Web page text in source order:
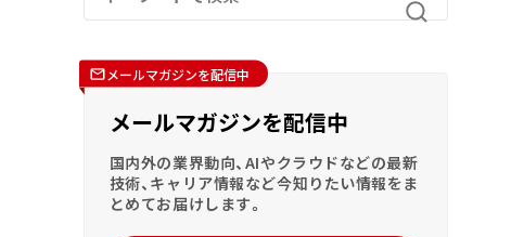
メールマガジンを配信中
メールマガジンを配信中
国内外の業界動向、AIやクラウドなどの最新
技術、キャリア情報など今知りたい情報をま
とめてお届けします。